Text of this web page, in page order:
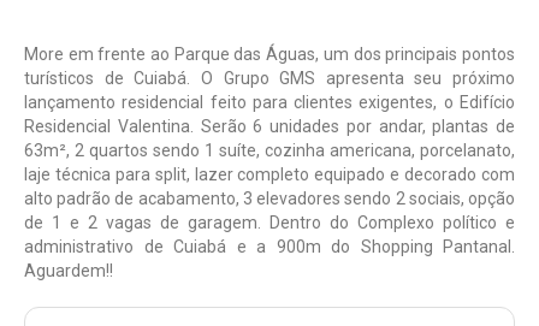
More em frente ao Parque das Águas, um dos principais pontos
turísticos de Cuiabá. O Grupo GMS apresenta seu próximo
lançamento residencial feito para clientes exigentes, o Edifício
Residencial Valentina. Serão 6 unidades por andar, plantas de
63m², 2 quartos sendo 1 suíte, cozinha americana, porcelanato,
laje técnica para split, lazer completo equipado e decorado com
alto padrão de acabamento, 3 elevadores sendo 2 sociais, opção
de 1 e 2 vagas de garagem. Dentro do Complexo político e
administrativo de Cuiabá e a 900m do Shopping Pantanal.
Aguardem!!